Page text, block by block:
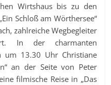
Wirtshaus bis zu den
Schloß am Wörthersee“
zahlreiche Wegbegleiter
In der charmanten
um 13.30 Uhr Christiane
an der Seite von Peter
filmische Reise in „Das